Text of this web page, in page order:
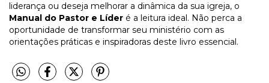
liderança ou deseja melhorar a dinâmica da sua igreja, o
Manual do Pastor e Líder é a leitura ideal. Não perca a
oportunidade de transformar seu ministério com as
orientações práticas e inspiradoras deste livro essencial.